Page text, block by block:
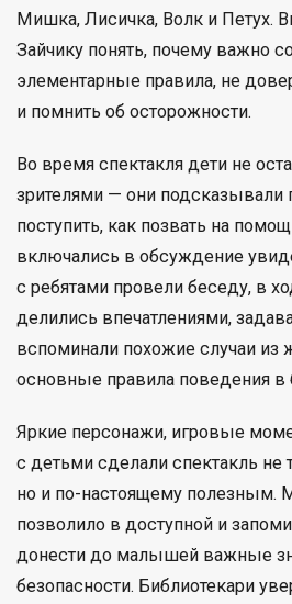
Мишка, Лисичка, Волк и Петух.
Зайчику понять, почему важно
элементарные правила, не
и помнить об осторожности.
Во время спектакля дети не
зрителями — они подсказывали
поступить, как позвать на
включались в обсуждение
с ребятами провели беседу, в
делились впечатлениями,
вспоминали похожие случаи из
основные правила поведения в
Яркие персонажи, игровые
с детьми сделали спектакль не
но и по-настоящему полезным.
позволило в доступной и
донести до малышей важные
безопасности. Библиотекари